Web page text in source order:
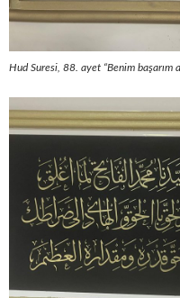
Hud Suresi, 88. ayet “Benim başarım